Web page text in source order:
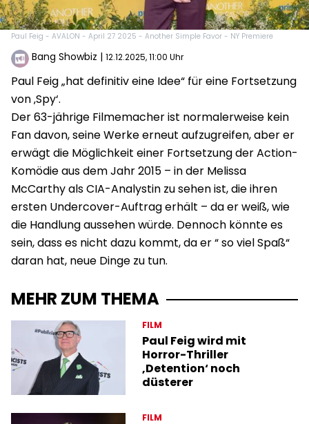
Paul Feig - AVALON - April 27 2025 - Another Simple Favor - NY Premiere
Bang Showbiz | 12.12.2025, 11:00 Uhr
Paul Feig „hat definitiv eine Idee“ für eine Fortsetzung
von ‚Spy‘.
Der 63-jährige Filmemacher ist normalerweise kein
Fan davon, seine Werke erneut aufzugreifen, aber er
erwägt die Möglichkeit einer Fortsetzung der Action-
Komödie aus dem Jahr 2015 – in der Melissa
McCarthy als CIA-Analystin zu sehen ist, die ihren
ersten Undercover-Auftrag erhält – da er weiß, wie
die Handlung aussehen würde. Dennoch könnte es
sein, dass es nicht dazu kommt, da er “ so viel Spaß“
daran hat, neue Dinge zu tun.
MEHR ZUM THEMA
FILM
Paul Feig wird mit
Horror-Thriller
‚Detention‘ noch
düsterer
FILM